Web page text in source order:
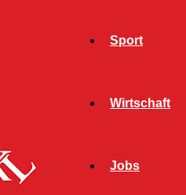
Sport
Wirtschaft
Jobs